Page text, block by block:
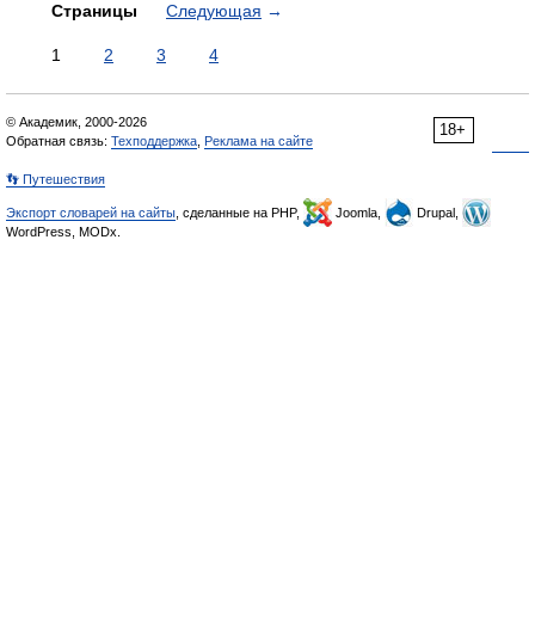
Страницы Следующая →
1 2 3 4
18+
© Академик, 2000-2026
Обратная связь: Техподдержка Реклама на сайте
👣 Путешествия
Экспорт словарей на сайты , сделанные на PHP, Joomla,
Drupal,
WordPress, MODx.